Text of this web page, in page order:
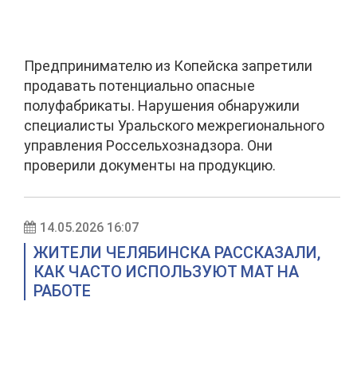
Предпринимателю из Копейска запретили
продавать потенциально опасные
полуфабрикаты. Нарушения обнаружили
специалисты Уральского межрегионального
управления Россельхознадзора. Они
проверили документы на продукцию.
14.05.2026 16:07
ЖИТЕЛИ ЧЕЛЯБИНСКА РАССКАЗАЛИ,
КАК ЧАСТО ИСПОЛЬЗУЮТ МАТ НА
РАБОТЕ